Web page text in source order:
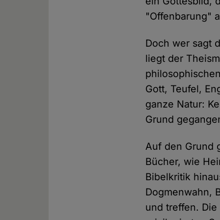
"Offenbarung"
Doch wer sagt
liegt der
Gott, Teufel,
ganze Natur:
Grund
Auf den Grund
Bücher, wie
Bibelkritik
Dogmenwahn,
und treffen.